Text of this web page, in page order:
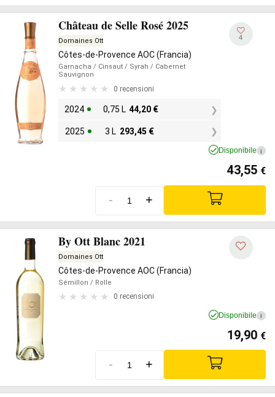
Château de Selle Rosé 2025
Domaines Ott
Côtes-de-Provence AOC (Francia)
Garnacha / Cinsaut / Syrah / Cabernet
Sauvignon
0 recensioni
2024 0,75 L 44,20 €
2025 3 L 293,45 €
4
Disponibile i
43,55 €
- +
By Ott Blanc 2021
Domaines Ott
Côtes-de-Provence AOC (Francia)
Sémillon / Rolle
0 recensioni
Disponibile i
19,90 €
- +